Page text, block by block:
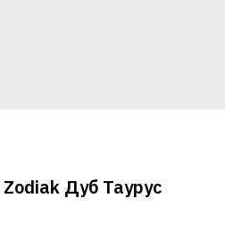
Дуб Таурус